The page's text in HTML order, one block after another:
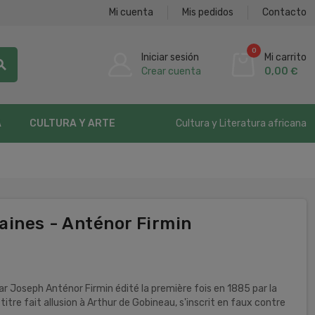
Mi cuenta Mis pedidos Contacto
Iniciar sesión
Crear cuenta
0
Mi carrito
0,00 €
CULTURA Y ARTE Cultura y Literatura africana
- Anténor Firmin
Joseph Anténor Firmin édité la première fois en 1885 par la
titre fait allusion à Arthur de Gobineau, s'inscrit en faux contre